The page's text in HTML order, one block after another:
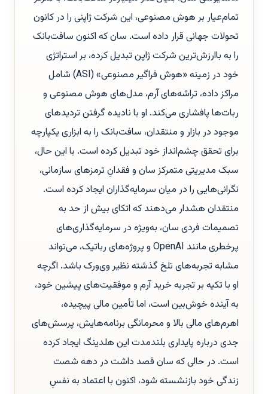
تمام‌عیار بر هوش مصنوعی، این شرکت ژاپنی را در کانون
تحولات جهانی قرار داده است. سان که اکنون سافت‌بانک
را به باارزش‌ترین شرکت ژاپن تبدیل کرده، بر استراتژی
خود در زمینه «هوش فراگیر مصنوعی» (ASI) شامل
مراکز داده، تراشه‌های آرم، مدل‌های هوش مصنوعی و
ربات‌ها پافشاری می‌کند. او با نادیده گرفتن تردیدهای
موجود در بازار و منتقدان، سافت‌بانک را به ابزاری یکپارچه
برای تحقق چشم‌انداز خود تبدیل کرده است. با این حال،
سبک مدیریتی متمرکز سان و فقدانِ ترمزهای سازمانی،
نگرانی‌هایی را در میان سرمایه‌گذاران ایجاد کرده است.
منتقدان هشدار می‌دهند که اتکای بیش از حد به
تصمیمات فردی سان، به‌ویژه در سرمایه‌گذاری‌های
پرخطری مانند OpenAI و پروژه‌های رباتیک، می‌تواند
مشابه تجربه‌های تلخ گذشته نظیر وی‌ورک باشد. اگرچه
او با تکیه بر تجربه خرید آرم و موفقیت‌های پیشین خود،
به آینده خوش‌بین است، اما تأمین مالی پیچیده،
اهرم‌های مالی بالا و محرمانگی برنامه‌هایش، پرسش‌های
جدی درباره پایداری بلندمدت این هلدینگ ایجاد کرده
است. در حالی که سان قصد داشت در دهه شصت
زندگی خود بازنشسته شود، اکنون با اعتماد به نفسِ